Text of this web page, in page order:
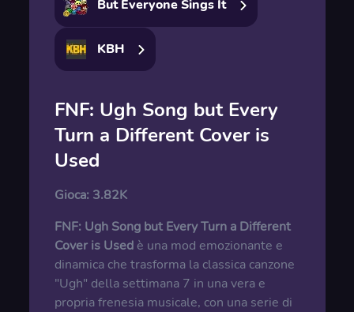
But Everyone Sings It
KBH
FNF: Ugh Song but Every
Turn a Different Cover is
Used
Gioca: 3.82K
FNF: Ugh Song but Every Turn a Different
Cover is Usedè una mod emozionante e
dinamica che trasforma la classica canzone
"Ugh" della settimana 7 in una vera e
propria frenesia musicale, con una serie di